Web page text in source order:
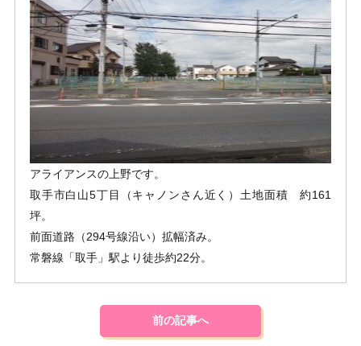
アライアンスの上野です。
取手市白山5丁目（キャノンさん近く）土地面積 約161
坪。
前面道路（294号線沿い）拡幅済み。
常磐線「取手」駅より徒歩約22分。
前の記事へ